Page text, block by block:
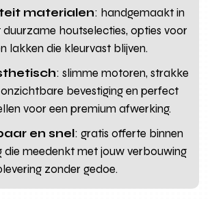
materialen: handgemaakt in
houtselecties, opties voor
lakken die kleurvast blijven.
: slimme motoren, strakke
bevestiging en perfect
voor een premium afwerking.
en snel: gratis offerte binnen
die meedenkt met jouw verbouwing
zonder gedoe.